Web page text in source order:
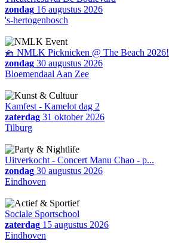
zondag 16 augustus 2026
's-hertogenbosch
🧺 NMLK Picknicken @ The Beach 2026!
zondag 30 augustus 2026
Bloemendaal Aan Zee
Kamfest - Kamelot dag 2
zaterdag 31 oktober 2026
Tilburg
Uitverkocht - Concert Manu Chao - p...
zondag 30 augustus 2026
Eindhoven
Sociale Sportschool
zaterdag 15 augustus 2026
Eindhoven